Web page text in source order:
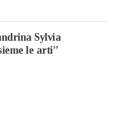
Sylvia
le arti”